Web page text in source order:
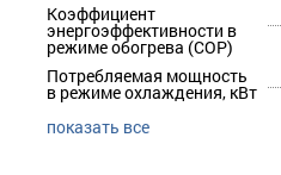
Коэффициент
энергоэффективности в
режиме обогрева (COP)
Потребляемая мощность
в режиме охлаждения, кВт
показать все